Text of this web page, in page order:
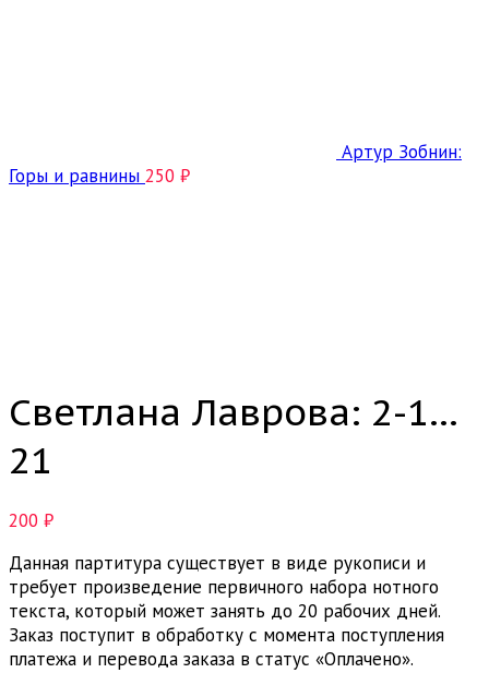
Артур Зобнин:
Горы и равнины 250 ₽
Светлана Лаврова: 2-1…
21
200 ₽
Данная партитура существует в виде рукописи и
требует произведение первичного набора нотного
текста, который может занять до 20 рабочих дней.
Заказ поступит в обработку с момента поступления
платежа и перевода заказа в статус «Оплачено».